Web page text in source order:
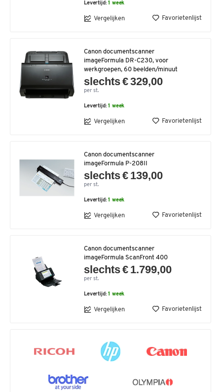
Levertijd:1 week
Vergelijken Favorietenlijst
Canon documentscanner
imageFormula DR-C230, voor
werkgroepen, 60 beelden/minuut
slechts € 329,00
per st.
Levertijd:1 week
Vergelijken Favorietenlijst
Canon documentscanner
imageFormula P-208II
slechts € 139,00
per st.
Levertijd:1 week
Vergelijken Favorietenlijst
Canon documentscanner
imageFormula ScanFront 400
slechts € 1.799,00
per st.
Levertijd:1 week
Vergelijken Favorietenlijst